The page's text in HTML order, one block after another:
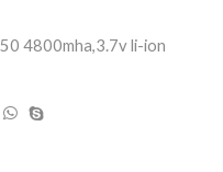
4800mha,3.7v li-ion